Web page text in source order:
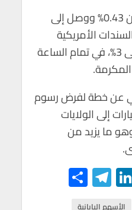
وتراجع الدولار مقابل الين 0.43% ووصل إلى
السندات الأمريكية
استحقاق عشر سنوات إلى 3%، في تمام الساعة
عن خطة لفرض رسوم
إلى الولايات
تصل إلى 25%، وهو ما يزيد من
Li
n
Te
le
الأسهم اليابانية